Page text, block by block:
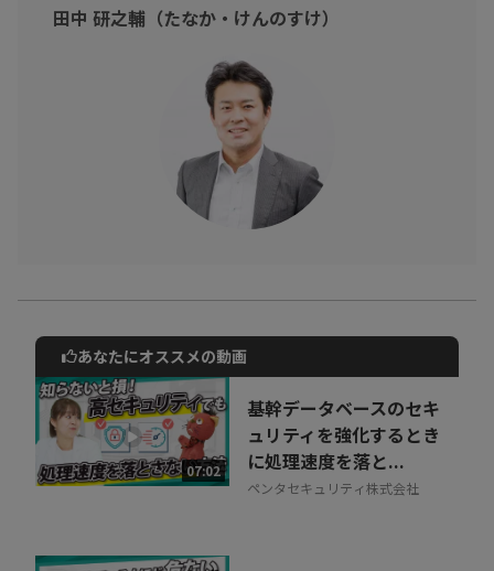
んですが、子供を持つ親であるビジネスパーソンにも、そして、
成長したいと考えている全てのビジネスパーソンにとって、沢山
のヒントに加えて元気と勇気をもらえる、そんな動画に出来たか
是非、ご自身のキャリアや可能性を顧みる機会としてもご視聴く
田中 研之輔（たなか・けんのすけ）
動画でご紹介しているサービスについて
お気軽にご相談・ご質問いただけます！
30秒でお申し込み可能
相談を希望する 無料
あなたにオススメの動画
07:02
基幹データベースのセキ
ュリティを強化するとき
に処理速度を落と...
ペンタセキュリティ株式会社